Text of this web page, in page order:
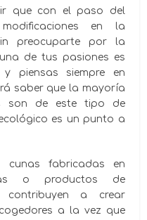
que con el paso del
en la
preocuparte por la
de tus pasiones es
piensas siempre en
saber que la mayoría
son de este tipo de
es un punto a
cunas fabricadas en
o productos de
contribuyen a crear
a la vez que